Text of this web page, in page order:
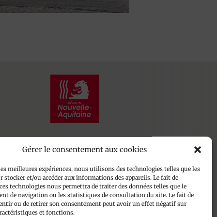
Gérer le consentement aux cookies
meilleures expériences, nous utilisons des technologies telles que les
stocker et/ou accéder aux informations des appareils. Le fait de
technologies nous permettra de traiter des données telles que le
de navigation ou les statistiques de consultation du site. Le fait de
ou de retirer son consentement peut avoir un effet négatif sur
et fonctions.
Plan du site
Mentions légales
Politique de confidentialité
Politique de cookies